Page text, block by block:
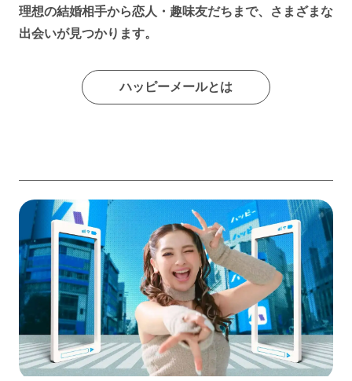
理想の結婚相手から恋人・趣味友だちまで、さまざまな
出会いが見つかります。
ハッピーメールとは